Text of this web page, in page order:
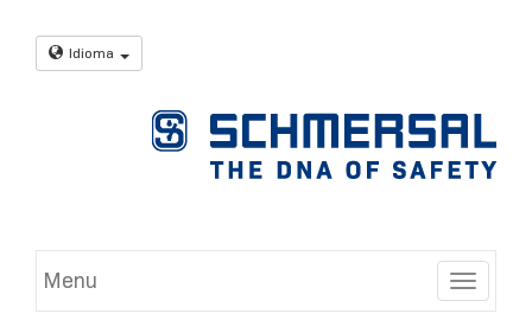
Idioma
Toggle
Menu